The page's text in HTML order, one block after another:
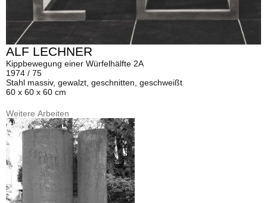
ALF LECHNER
Kippbewegung einer Würfelhälfte 2A
1974 / 75
Stahl massiv, gewalzt, geschnitten, geschweißt
60 x 60 x 60 cm
Weitere Arbeiten